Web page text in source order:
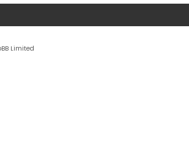
Limited